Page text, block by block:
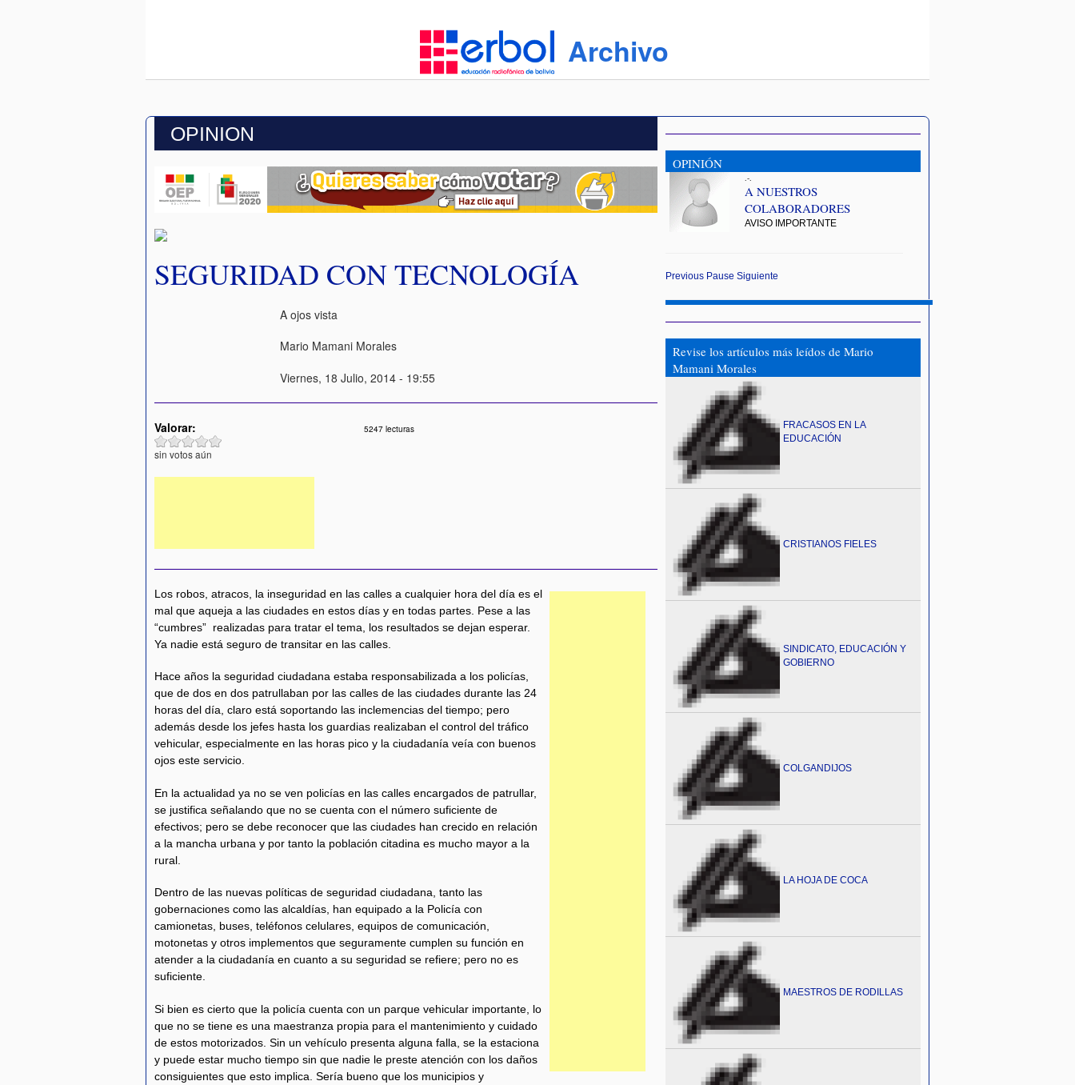
Archivo
OPINION
SEGURIDAD CON TECNOLOGÍA
A ojos vista
Mario Mamani Morales
Viernes, 18 Julio, 2014 - 19:55
Valorar:
sin votos aún
5247 lecturas
Los robos, atracos, la inseguridad en las calles a cualquier hora del día es el
mal que aqueja a las ciudades en estos días y en todas partes. Pese a las
“cumbres” realizadas para tratar el tema, los resultados se dejan esperar.
Ya nadie está seguro de transitar en las calles.
Hace años la seguridad ciudadana estaba responsabilizada a los policías,
que de dos en dos patrullaban por las calles de las ciudades durante las 24
horas del día, claro está soportando las inclemencias del tiempo; pero
además desde los jefes hasta los guardias realizaban el control del tráfico
vehicular, especialmente en las horas pico y la ciudadanía veía con buenos
ojos este servicio.
En la actualidad ya no se ven policías en las calles encargados de patrullar,
se justifica señalando que no se cuenta con el número suficiente de
efectivos; pero se debe reconocer que las ciudades han crecido en relación
a la mancha urbana y por tanto la población citadina es mucho mayor a la
rural.
Dentro de las nuevas políticas de seguridad ciudadana, tanto las
gobernaciones como las alcaldías, han equipado a la Policía con
camionetas, buses, teléfonos celulares, equipos de comunicación,
motonetas y otros implementos que seguramente cumplen su función en
atender a la ciudadanía en cuanto a su seguridad se refiere; pero no es
suficiente.
Si bien es cierto que la policía cuenta con un parque vehicular importante, lo
que no se tiene es una maestranza propia para el mantenimiento y cuidado
de estos motorizados. Sin un vehículo presenta alguna falla, se la estaciona
y puede estar mucho tiempo sin que nadie le preste atención con los daños
consiguientes que esto implica. Sería bueno que los municipios y
OPINIÓN
.-.
A NUESTROS
COLABORADORES
AVISO IMPORTANTE
Previous Pause Siguiente
Revise los artículos más leídos de Mario
Mamani Morales
FRACASOS EN LA
EDUCACIÓN
CRISTIANOS FIELES
SINDICATO, EDUCACIÓN Y
GOBIERNO
COLGANDIJOS
LA HOJA DE COCA
MAESTROS DE RODILLAS